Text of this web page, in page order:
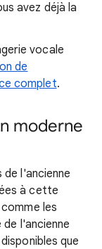
avez déjà la
vocale
de
complet.
moderne
l'ancienne
à cette
les
l'ancienne
que